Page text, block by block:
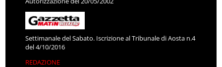
Settimanale del Sabato. Iscrizione al Tribunale di Aosta n.4
del 4/10/2016
REDAZIONE